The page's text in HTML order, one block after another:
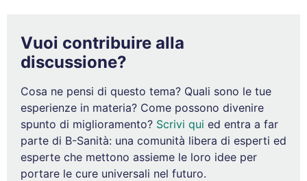
Vuoi contribuire alla
discussione?
Cosa ne pensi di questo tema? Quali sono le tue
esperienze in materia? Come possono divenire
spunto di miglioramento? Scrivi qui ed entra a far
parte di B-Sanità: una comunità libera di esperti ed
esperte che mettono assieme le loro idee per
portare le cure universali nel futuro.